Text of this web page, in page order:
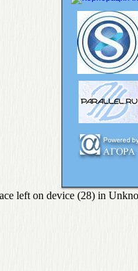
left on device (28) in